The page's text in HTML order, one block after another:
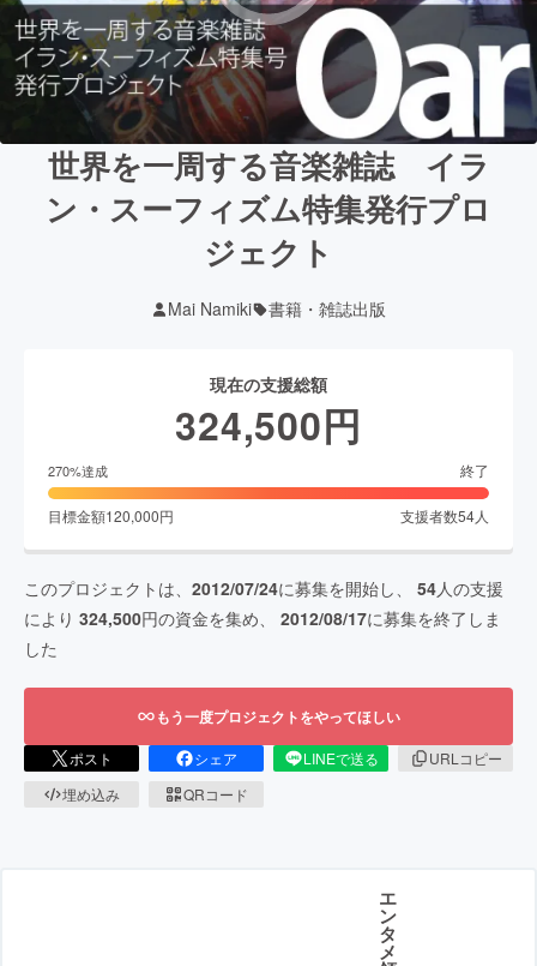
世界を一周する音楽雑誌 イラ
ン・スーフィズム特集発行プロ
ジェクト
Mai Namiki 書籍・雑誌出版
現在の支援総額
324,500円
270%達成 終了
目標金額120,000円 支援者数54人
このプロジェクトは、 2012/07/24に募集を開始し、 54人の支援
により 324,500円の資金を集め、 2012/08/17に募集を終了しま
した
もう一度プロジェクトをやってほしい
ポスト シェア LINEで送る
URLコピー
埋め込み
QRコード
エ
ン
タ
メ